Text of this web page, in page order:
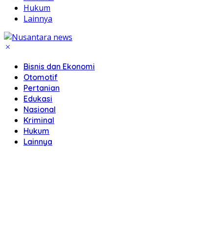
Hukum
Lainnya
Bisnis dan Ekonomi
Otomotif
Pertanian
Edukasi
Nasional
Kriminal
Hukum
Lainnya